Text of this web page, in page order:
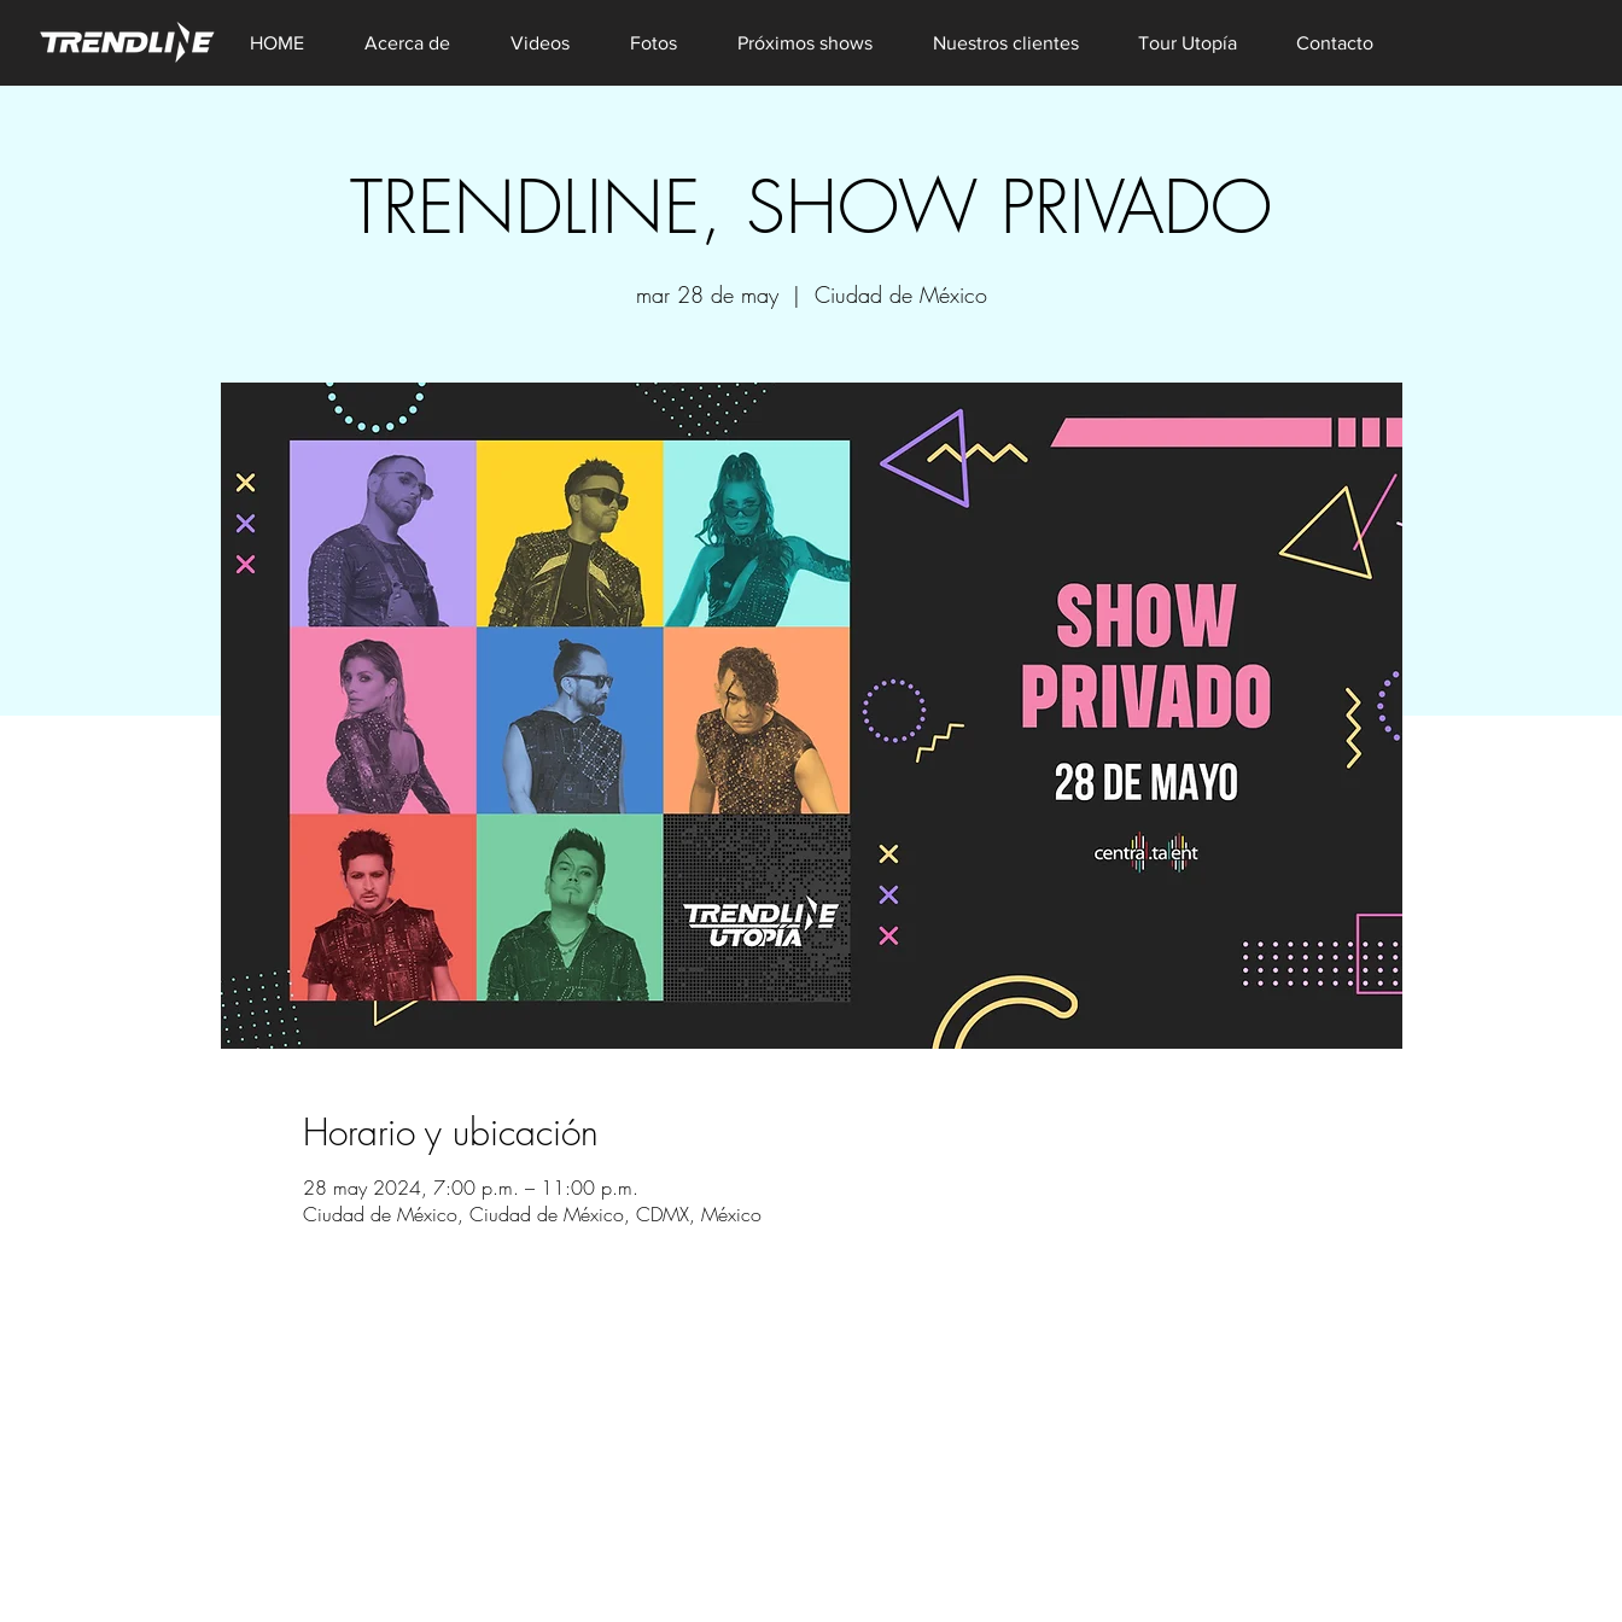
HOME Acerca de Videos Fotos Próximos shows Nuestros clientes Tour Utopía Contacto
TRENDLINE, SHOW PRIVADO
mar 28 de may
  |
Ciudad de México
Horario y ubicación
28 may 2024, 7:00 p.m. – 11:00 p.m.
Ciudad de México, Ciudad de México, CDMX, México